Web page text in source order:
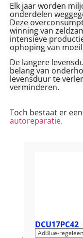
Elk jaar worden
onderdelen
Deze
winning van
intensieve
ophoping van
De langere
belang van
levensduur te
verminderen.
Toch bestaat er
autoreparatie.
DCU17PC42
AdBlue-